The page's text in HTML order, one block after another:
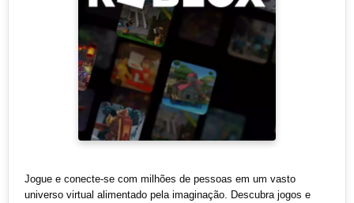
Jogue e conecte-se com milhões de pessoas em um vasto
universo virtual alimentado pela imaginação. Descubra jogos e